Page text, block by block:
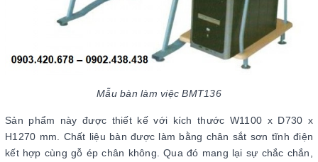
Mẫu bàn làm việc BMT136
Sản phẩm này được thiết kế với kích thước W1100 x D730 x
H1270 mm. Chất liệu bàn được làm bằng chân sắt sơn tĩnh điện
kết hợp cùng gỗ ép chân không. Qua đó mang lại sự chắc chắn,